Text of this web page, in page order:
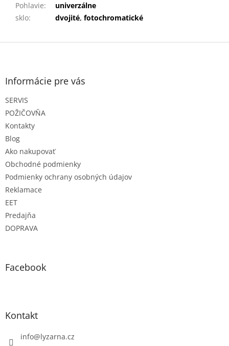
Pohlavie:
univerzálne
sklo: dvojité, fotochromatické
Z
Informácie pre vás
SERVIS
POŽIČOVŇA
Kontakty
Blog
Ako nakupovať
Obchodné podmienky
Podmienky ochrany osobných údajov
Reklamace
EET
Predajňa
DOPRAVA
Facebook
Kontakt
info@lyzarna.cz